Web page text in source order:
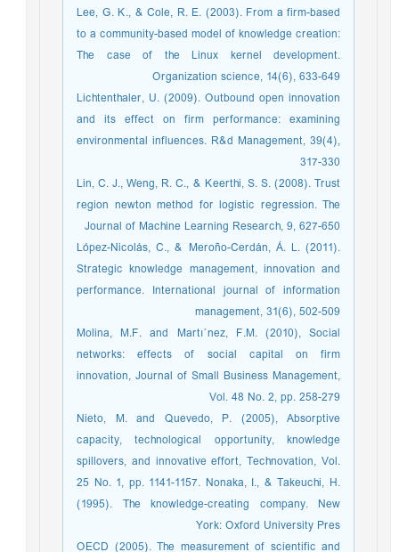
Lee, G. K., & Cole, R. E. (2003). From a firm-based
to a community-based model of knowledge creation:
The case of the Linux kernel development.
Organization science, 14(6), 633-649
Lichtenthaler, U. (2009). Outbound open innovation
and its effect on firm performance: examining
environmental influences. R&d Management, 39(4),
317-330
Lin, C. J., Weng, R. C., & Keerthi, S. S. (2008). Trust
region newton method for logistic regression. The
Journal of Machine Learning Research, 9, 627-650
López-Nicolás, C., & Meroño-Cerdán, Á. L. (2011).
Strategic knowledge management, innovation and
performance. International journal of information
management, 31(6), 502-509
Molina, M.F. and Martı´nez, F.M. (2010), Social
networks: effects of social capital on firm
innovation, Journal of Small Business Management,
Vol. 48 No. 2, pp. 258-279
Nieto, M. and Quevedo, P. (2005), Absorptive
capacity, technological opportunity, knowledge
spillovers, and innovative effort, Technovation, Vol.
25 No. 1, pp. 1141-1157. Nonaka, I., & Takeuchi, H.
(1995). The knowledge-creating company. New
York: Oxford University Pres
OECD (2005). The measurement of scientific and